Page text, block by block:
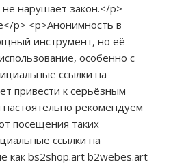
нарушает закон.</p>
p> <p>Анонимность в
инструмент, но её
особенно с
ссылки на
привести к серьёзным
рекомендуем
посещения таких
ссылки на
как bs2shop.art b2webes.art